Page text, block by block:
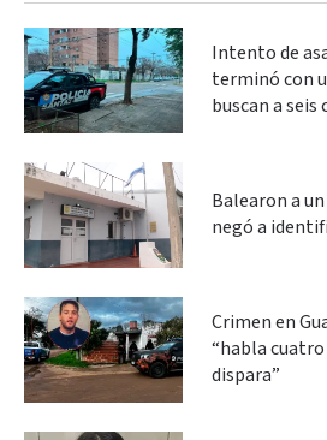
Intento de
terminó con
buscan a seis
Balearon a
negó a
Crimen en
“habla
dispara”